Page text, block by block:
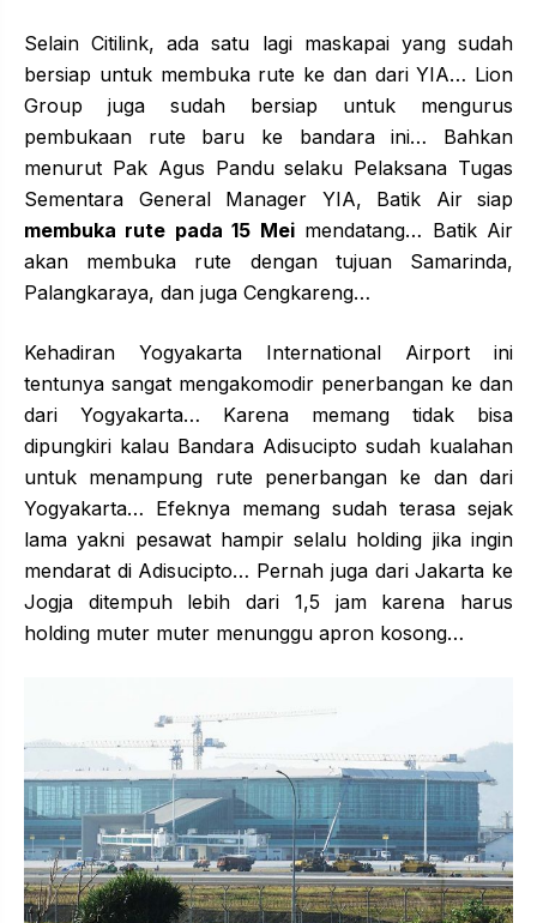
Selain Citilink, ada satu lagi maskapai yang sudah
bersiap untuk membuka rute ke dan dari YIA… Lion
Group juga sudah bersiap untuk mengurus
pembukaan rute baru ke bandara ini… Bahkan
menurut Pak Agus Pandu selaku Pelaksana Tugas
Sementara General Manager YIA, Batik Air siap
membuka rute pada 15 Meimendatang… Batik Air
akan membuka rute dengan tujuan Samarinda,
Palangkaraya, dan juga Cengkareng…
Kehadiran Yogyakarta International Airport ini
tentunya sangat mengakomodir penerbangan ke dan
dari Yogyakarta… Karena memang tidak bisa
dipungkiri kalau Bandara Adisucipto sudah kualahan
untuk menampung rute penerbangan ke dan dari
Yogyakarta… Efeknya memang sudah terasa sejak
lama yakni pesawat hampir selalu holding jika ingin
mendarat di Adisucipto… Pernah juga dari Jakarta ke
Jogja ditempuh lebih dari 1,5 jam karena harus
holding muter muter menunggu apron kosong…